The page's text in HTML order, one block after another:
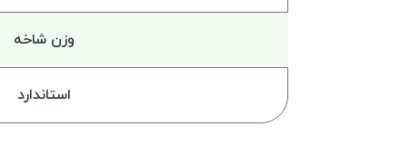
وزن شاخه
استاندارد